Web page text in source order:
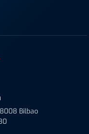
Bilbao